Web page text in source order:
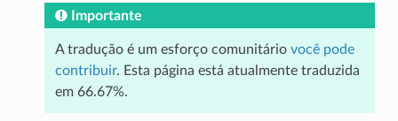
Importante
A tradução é um esforço comunitário você pode
contribuir. Esta página está atualmente traduzida
em 66.67%.